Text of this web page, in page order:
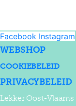
Facebook Instagram
WEBSHOP
COOKIEBELEID
PRIVACYBELEID
Lekker Oost-